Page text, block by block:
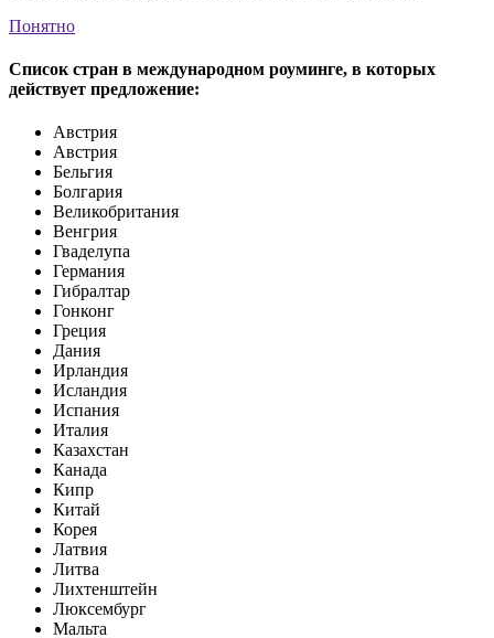
Понятно
Список стран в международном роуминге, в которых
действует предложение:
Австрия
Австрия
Бельгия
Болгария
Великобритания
Венгрия
Гваделупа
Германия
Гибралтар
Гонконг
Греция
Дания
Ирландия
Исландия
Испания
Италия
Казахстан
Канада
Кипр
Китай
Корея
Латвия
Литва
Лихтенштейн
Люксембург
Мальта